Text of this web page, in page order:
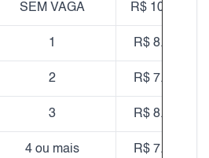
SEM VAGA R$ 10.060,00
1 R$ 8.050,00
2 R$ 7.750,00
3 R$ 8.210,00
4 ou mais R$ 7.970,00